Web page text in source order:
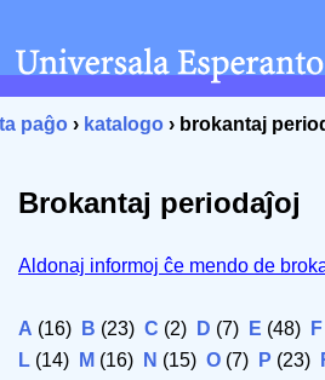
paĝo › katalogo › brokantaj
Brokantaj periodaĵoj
Aldonaj informoj ĉe mendo de
A (16) B (23) C (2) D (7) E (48) F
L (14) M (16) N (15) O (7) P (23)